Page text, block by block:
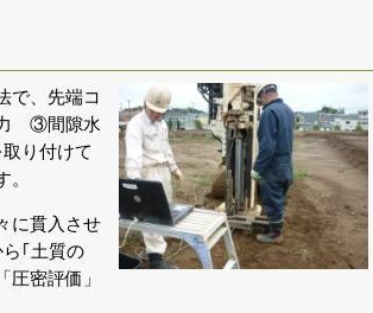
で、先端コ
③間隙水
り付けて
に貫入させ
｢土質の
密評価」